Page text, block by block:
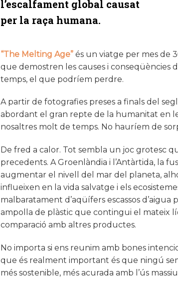
l’escalfament global causat
per la raça humana.
“The Melting Age”és un viatge per mes de
que demostren les causes i conseqüències
temps, el que podríem perdre.
A partir de fotografies preses a finals del
abordant el gran repte de la humanitat en
nosaltres molt de temps. No hauríem de
De fred a calor. Tot sembla un joc grotesc
precedents. A Groenlàndia i l’Antàrtida, la
augmentar el nivell del mar del planeta,
influeixen en la vida salvatge i els
malbaratament d’aqüífers escassos
ampolla de plàstic que contingui el mateix
comparació amb altres productes.
No importa si ens reunim amb bones
que és realment important és que ningú
més sostenible, més acurada amb l’ús